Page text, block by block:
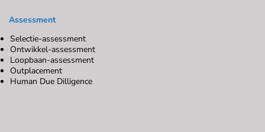
Assessment
Selectie-assessment
Ontwikkel-assessment
Loopbaan-assessment
Outplacement
Human Due Dilligence